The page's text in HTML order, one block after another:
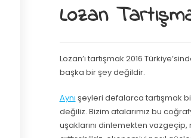
Lozan
Lozan’ı tartışmak 2016
başka bir şey değildir.
Aynı şeyleri defalarca tartışmak
değiliz. Bizim atalarımız bu
uşaklarını dinlemekten vazgeçip,